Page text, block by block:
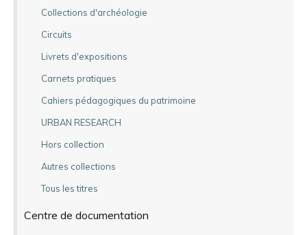
Collections d'archéologie
Circuits
Livrets d'expositions
Carnets pratiques
Cahiers pédagogiques du patrimoine
URBAN RESEARCH
Hors collection
Autres collections
Tous les titres
Centre de documentation